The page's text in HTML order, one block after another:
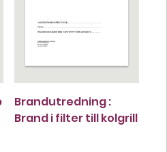
Brandutredning :
Brand i filter till kolgrill